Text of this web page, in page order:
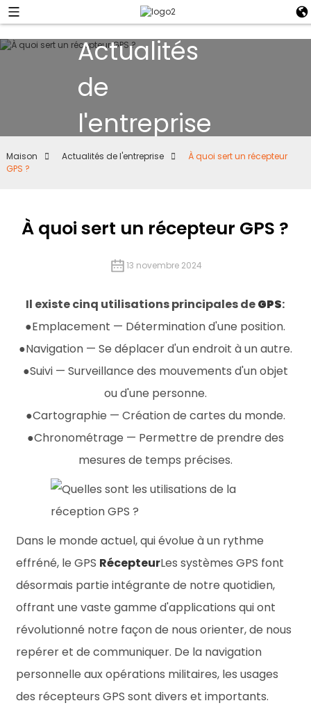
Actualités
de
l'entreprise
Maison Actualités de l'entreprise
À quoi sert un récepteur
GPS ?
À quoi sert un récepteur GPS ?
13 novembre 2024
Il existe cinq utilisations principales deGPS:
●Emplacement — Détermination d'une position.
●Navigation — Se déplacer d'un endroit à un autre.
●Suivi — Surveillance des mouvements d'un objet
ou d'une personne.
●Cartographie — Création de cartes du monde.
●Chronométrage — Permettre de prendre des
mesures de temps précises.
Dans le monde actuel, qui évolue à un rythme
effréné, le GPS RécepteurLes systèmes GPS font
désormais partie intégrante de notre quotidien,
offrant une vaste gamme d'applications qui ont
révolutionné notre façon de nous orienter, de nous
repérer et de communiquer. De la navigation
personnelle aux opérations militaires, les usages
des récepteurs GPS sont divers et importants.